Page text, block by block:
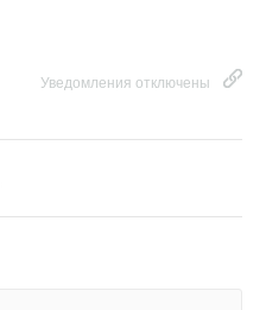
Уведомления отключены